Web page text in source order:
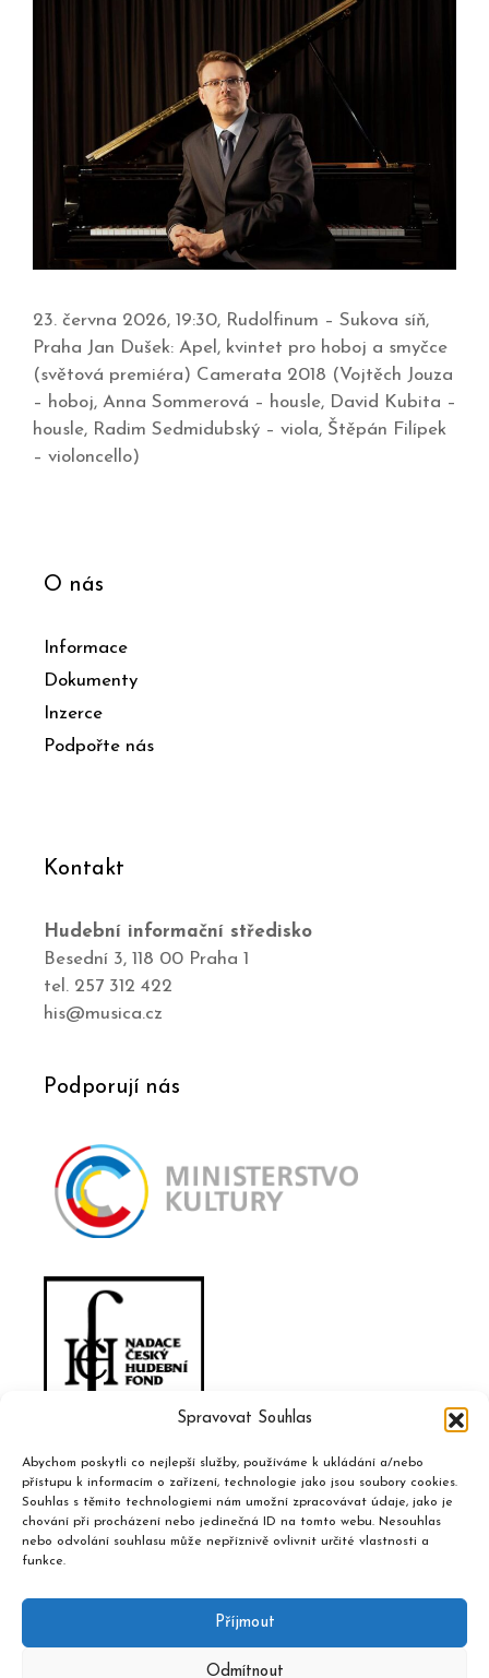
Spravovat Souhlas
Abychom poskytli co nejlepší služby, používáme k ukládání a/nebo
přístupu k informacím o zařízení, technologie jako jsou soubory cookies.
Souhlas s těmito technologiemi nám umožní zpracovávat údaje, jako je
chování při procházení nebo jedinečná ID na tomto webu. Nesouhlas
nebo odvolání souhlasu může nepříznivě ovlivnit určité vlastnosti a
funkce.
Příjmout
Odmítnout
23. června 2026, 19:30, Rudolfinum – Sukova síň,
Praha Jan Dušek: Apel, kvintet pro hoboj a smyčce
(světová premiéra) Camerata 2018 (Vojtěch Jouza
– hoboj, Anna Sommerová – housle, David Kubita –
housle, Radim Sedmidubský – viola, Štěpán Filípek
– violoncello)
O nás
Informace
Dokumenty
Inzerce
Podpořte nás
Kontakt
Hudební informační středisko
Besední 3, 118 00 Praha 1
tel. 257 312 422
his@musica.cz
Podporují nás